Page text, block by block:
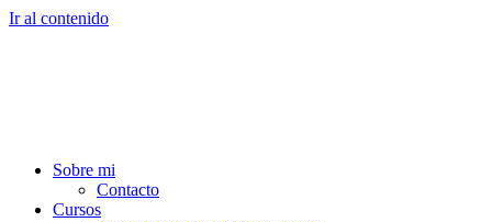
Ir al contenido
Sobre mi
Contacto
Cursos